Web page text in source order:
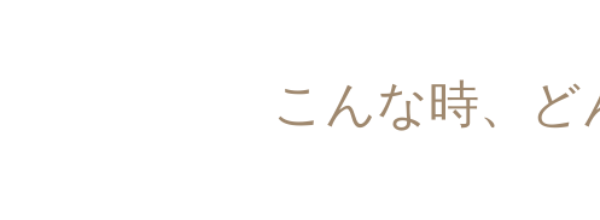
こんな時、ど